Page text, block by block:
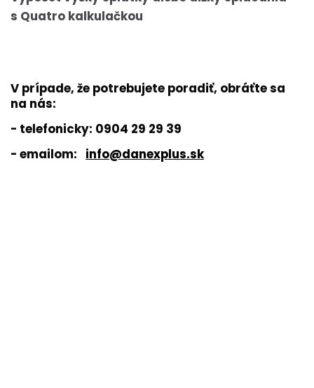
s Quatro kalkulačkou
V prípade, že potrebujete poradiť, obráťte sa
na nás:
- telefonicky: 0904 29 29 39
- emailom: info@danexplus.sk